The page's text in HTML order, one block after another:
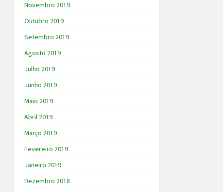
Novembro 2019
Outubro 2019
Setembro 2019
Agosto 2019
Julho 2019
Junho 2019
Maio 2019
Abril 2019
Março 2019
Fevereiro 2019
Janeiro 2019
Dezembro 2018